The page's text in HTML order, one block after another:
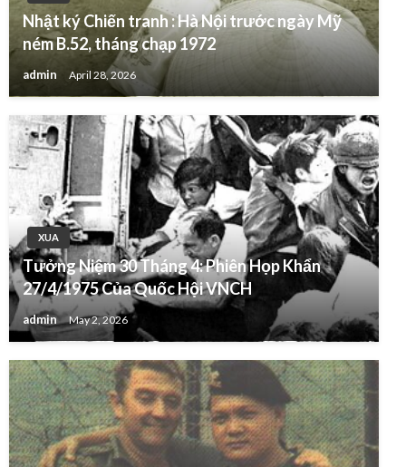
Nhật ký Chiến tranh : Hà Nội trước ngày Mỹ
ném B.52, tháng chạp 1972
admin April 28, 2026
XUA
Tưởng Niệm 30 Tháng 4: Phiên Họp Khẩn
27/4/1975 Của Quốc Hội VNCH
admin May 2, 2026